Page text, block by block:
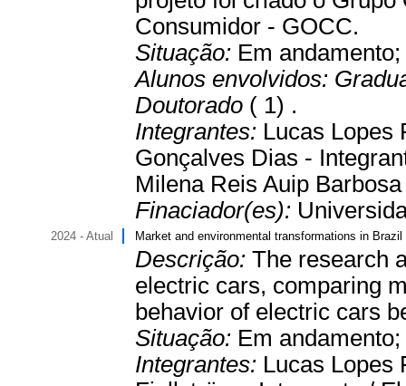
Consumidor - GOCC.
Situação: Em andamento;
Alunos envolvidos:
Doutorado ( 1) .
Integrantes: Lucas Lopes
Gonçalves Dias -
Milena Reis Auip
Finaciador(es):
2024 - Atual Market and environmental transformations in
Descrição: The research
electric cars, comparing
behavior of electric cars
Situação: Em andamento;
Integrantes: Lucas Lopes